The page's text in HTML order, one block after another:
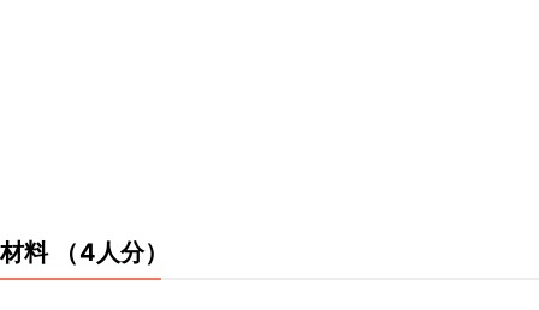
材料 （4人分）